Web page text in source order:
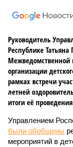
Руководитель
Республике
организации
рамках встречи
летней
итоги её
Управлением
были обобщены
мероприятий в